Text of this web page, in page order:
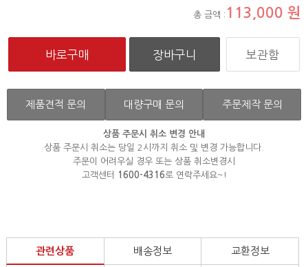
총 금액 : 113,000 원
보관함
제품견적 문의 대량구매 문의 주문제작 문의
상품 주문시 취소 변경 안내
상품 주문시 취소는 당일 2시까지 취소 및 변경 가능합니다.
주문이 어려우실 경우 또는 상품 취소변경시
고객센터
1600-4316로 연락주세요~!
관련상품 배송정보 교환정보